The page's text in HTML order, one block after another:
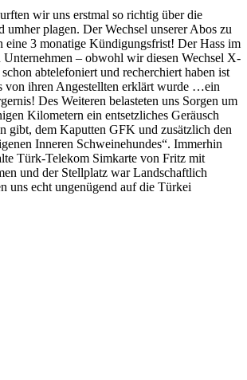
wir uns erstmal so richtig über die
umher plagen. Der Wechsel unserer Abos zu
eine 3 monatige Kündigungsfrist! Der Hass im
Unternehmen – obwohl wir diesen Wechsel X-
abtelefoniert und recherchiert haben ist
von ihren Angestellten erklärt wurde …ein
Des Weiteren belasteten uns Sorgen um
Kilometern ein entsetzliches Geräusch
gibt, dem Kaputten GFK und zusätzlich den
Inneren Schweinehundes“. Immerhin
Türk-Telekom Simkarte von Fritz mit
und der Stellplatz war Landschaftlich
uns echt ungenügend auf die Türkei